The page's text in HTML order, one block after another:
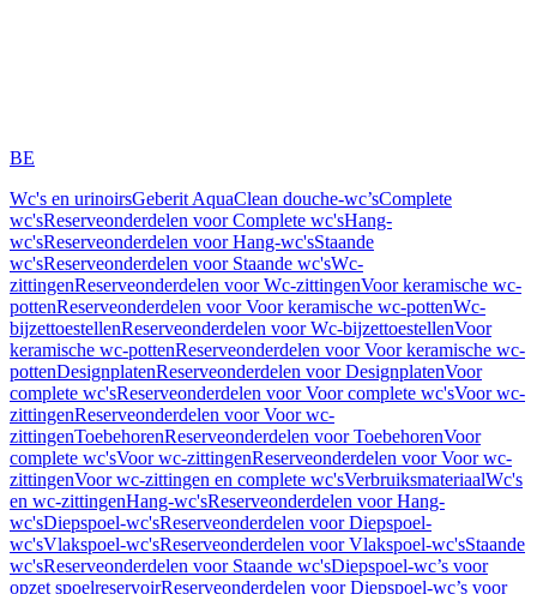
BE
Wc's en urinoirsGeberit AquaClean douche-wc’sComplete
wc'sReserveonderdelen voor Complete wc'sHang-
wc'sReserveonderdelen voor Hang-wc'sStaande
wc'sReserveonderdelen voor Staande wc'sWc-
zittingenReserveonderdelen voor Wc-zittingenVoor keramische wc-
pottenReserveonderdelen voor Voor keramische wc-pottenWc-
bijzettoestellenReserveonderdelen voor Wc-bijzettoestellenVoor
keramische wc-pottenReserveonderdelen voor Voor keramische wc-
pottenDesignplatenReserveonderdelen voor DesignplatenVoor
complete wc'sReserveonderdelen voor Voor complete wc'sVoor wc-
zittingenReserveonderdelen voor Voor wc-
zittingenToebehorenReserveonderdelen voor ToebehorenVoor
complete wc'sVoor wc-zittingenReserveonderdelen voor Voor wc-
zittingenVoor wc-zittingen en complete wc'sVerbruiksmateriaalWc's
en wc-zittingenHang-wc'sReserveonderdelen voor Hang-
wc'sDiepspoel-wc'sReserveonderdelen voor Diepspoel-
wc'sVlakspoel-wc'sReserveonderdelen voor Vlakspoel-wc'sStaande
wc'sReserveonderdelen voor Staande wc'sDiepspoel-wc’s voor
opzet spoelreservoirReserveonderdelen voor Diepspoel-wc’s voor